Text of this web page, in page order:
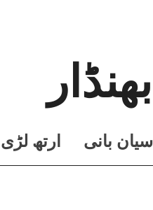
سيان بانی ارتھ لڑی